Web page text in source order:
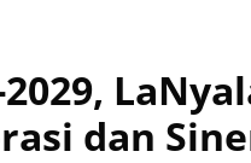
dan